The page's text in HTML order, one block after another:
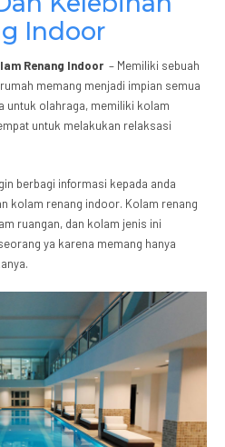
Indoor
Renang Indoor – Memiliki sebuah
memang menjadi impian semua
untuk olahraga, memiliki kolam
untuk melakukan relaksasi
berbagi informasi kepada anda
kolam renang indoor. Kolam renang
ruangan, dan kolam jenis ini
ya karena memang hanya